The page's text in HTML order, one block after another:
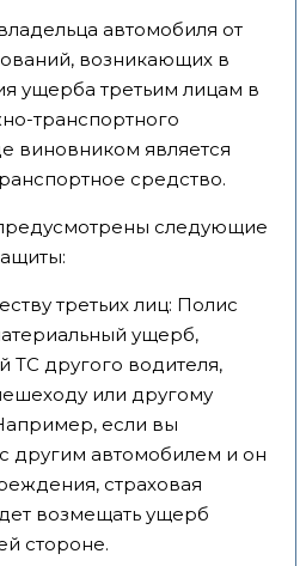
автомобиля от
возникающих в
ущерба третьим лицам в
транспортного
виновником является
средство.
следующие
третьих лиц: Полис
ущерб,
ТС другого водителя,
или другому
если вы
с другим автомобилем и он
страховая
возмещать ущерб
стороне.